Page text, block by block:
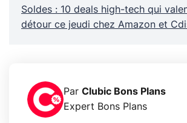
Soldes : 10 deals high-tech qui
détour ce jeudi chez Amazon et
Par Clubic Bons Plans
Expert Bons Plans